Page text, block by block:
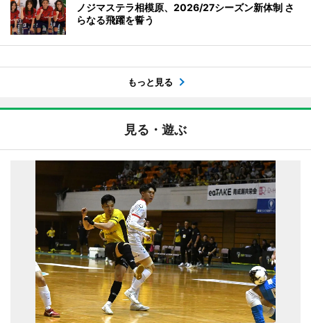
ノジマステラ相模原、2026/27シーズン新体制 さ
らなる飛躍を誓う
もっと見る
見る・遊ぶ